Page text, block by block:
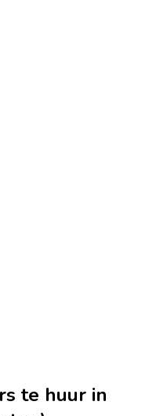
te huur in